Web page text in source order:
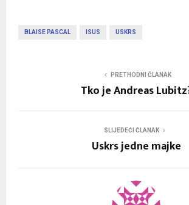
BLAISE PASCAL ISUS USKRS
PRETHODNI ČLANAK
Tko je Andreas
SLIJEDEĆI ČLANAK
Uskrs jedne majke